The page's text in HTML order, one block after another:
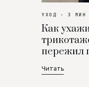
УХОД · 3 МИН
Как
пережил
Читать